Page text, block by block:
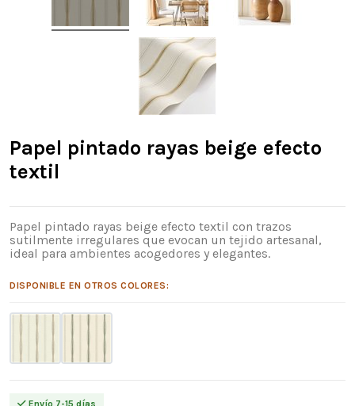
Papel pintado rayas beige efecto
textil
Papel pintado rayas beige efecto textil con trazos
sutilmente irregulares que evocan un tejido artesanal,
ideal para ambientes acogedores y elegantes.
DISPONIBLE EN OTROS COLORES:
Envío 7-15 días